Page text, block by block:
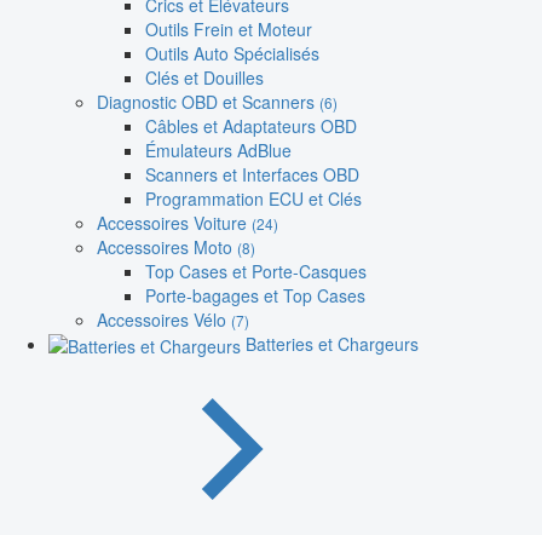
Outils Frein et Moteur
Outils Auto Spécialisés
Clés et Douilles
Diagnostic OBD et Scanners (6)
Câbles et Adaptateurs OBD
Émulateurs AdBlue
Scanners et Interfaces OBD
Programmation ECU et Clés
Accessoires Voiture (24)
Accessoires Moto (8)
Top Cases et Porte-Casques
Porte-bagages et Top Cases
Accessoires Vélo (7)
Batteries et Chargeurs